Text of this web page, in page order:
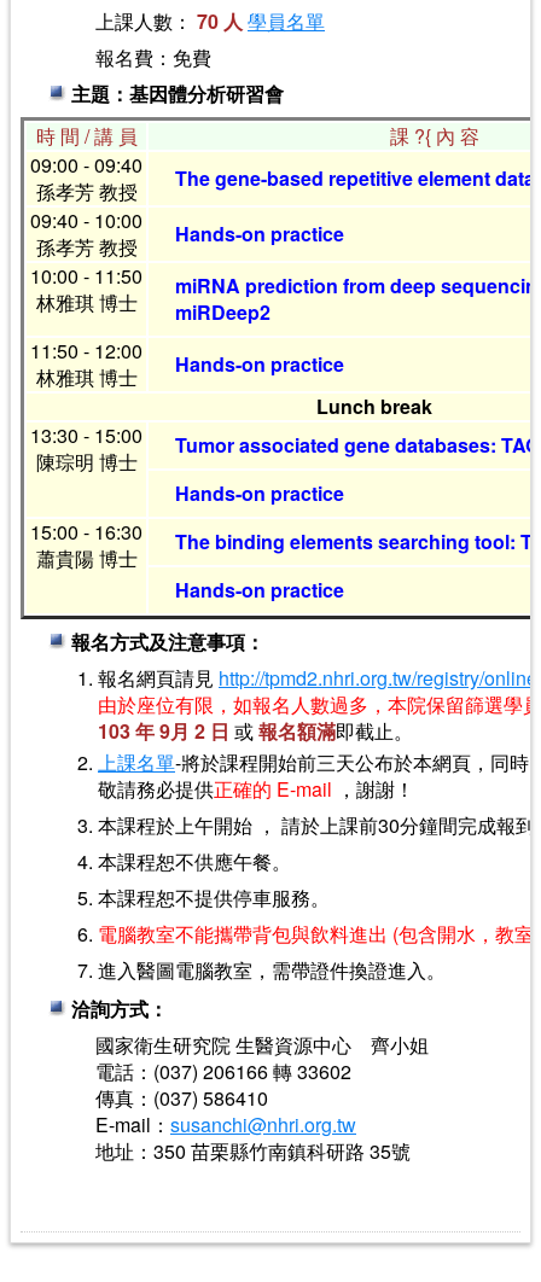
上課人數： 70 人 學員名單
報名費：免費
主題：基因體分析研習會
時 間 / 講 員
課 ?{ 內 容
09:00 - 09:40
孫孝芳 教授
The gene-based repetitive element
09:40 - 10:00
孫孝芳 教授
Hands-on practice
10:00 - 11:50
林雅琪 博士
miRNA prediction from deep
miRDeep2
11:50 - 12:00
林雅琪 博士
Hands-on practice
Lunch break
13:30 - 15:00
陳琮明 博士
Tumor associated gene databases: TAG
Hands-on practice
15:00 - 16:30
蕭貴陽 博士
The binding elements searching tool:
Hands-on practice
報名方式及注意事項：
報名網頁請見 http://tpmd2.nhri.org.tw/registry/
由於座位有限，如報名人數過多，本院保留篩選學
103 年 9月 2 日 或報名額滿即截止。
上課名單-將於課程開始前三天公布於本網頁，同時
敬請務必提供正確的 E-mail ，謝謝！
本課程於上午開始 ， 請於上課前30分鐘間完成報到
本課程恕不供應午餐。
本課程恕不提供停車服務。
電腦教室不能攜帶背包與飲料進出 (包含開水，教
進入醫圖電腦教室，需帶證件換證進入。
洽詢方式：
國家衛生研究院 生醫資源中心 齊小姐
電話：(037) 206166 轉 33602
傳真：(037) 586410
E-mail： susanchi@nhri.org.tw
地址：350 苗栗縣竹南鎮科研路 35號